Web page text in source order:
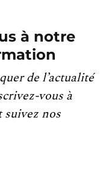
à notre
de l’actualité
vous à
nos